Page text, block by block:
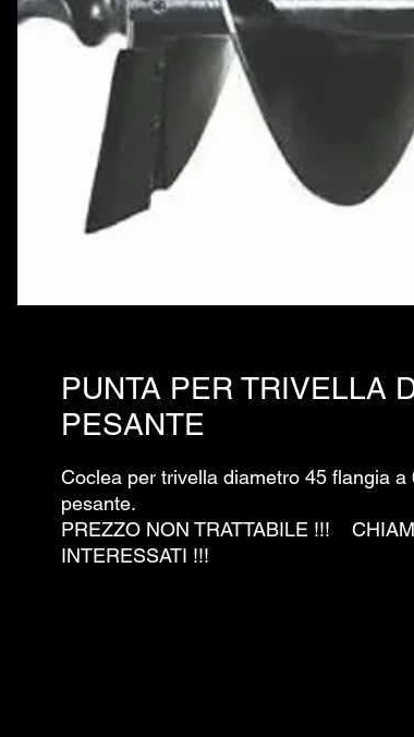
PUNTA PER TRIVELLA
PESANTE
Coclea per trivella diametro 45 flangia
pesante.
PREZZO NON TRATTABILE !!!
INTERESSATI !!!